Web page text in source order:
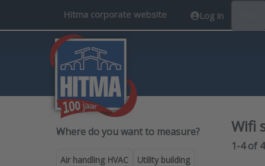
Hitma corporate website Log in
Where do you want to
Where do you want to measure?
Air handling HVAC Utility building
Wifi
Search
1-4of4